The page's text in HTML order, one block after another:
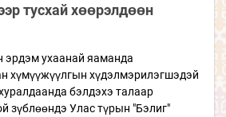
тусхай хөөрэлдөөн
эрдэм ухаанай яаманда
хүмүүжүүлгын хүдэлмэрилэгшэдэй
бэлдэхэ талаар
зүблөөндэ Улас түрын "Бэлиг"